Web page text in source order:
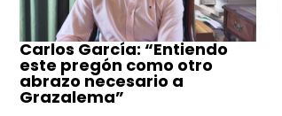
Carlos García: “Entiendo
este pregón como otro
abrazo necesario a
Grazalema”